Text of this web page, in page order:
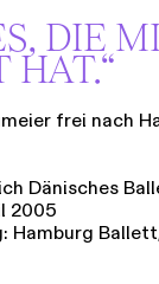
DIE
HAT.“
frei nach
Dänisches
2005
Hamburg